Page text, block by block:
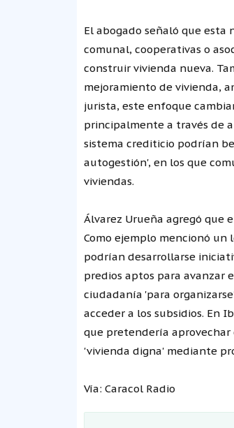
El abogado señaló que
comunal, cooperativas o
construir vivienda nueva.
mejoramiento de vivienda,
jurista, este enfoque
principalmente a través de
sistema crediticio podrían
autogestión', en los que
viviendas.
Álvarez Urueña agregó que
Como ejemplo mencionó un
podrían desarrollarse
predios aptos para avanzar
ciudadanía 'para
acceder a los subsidios. En
que pretendería aprovechar
'vivienda digna' mediante
Vía: Caracol Radio